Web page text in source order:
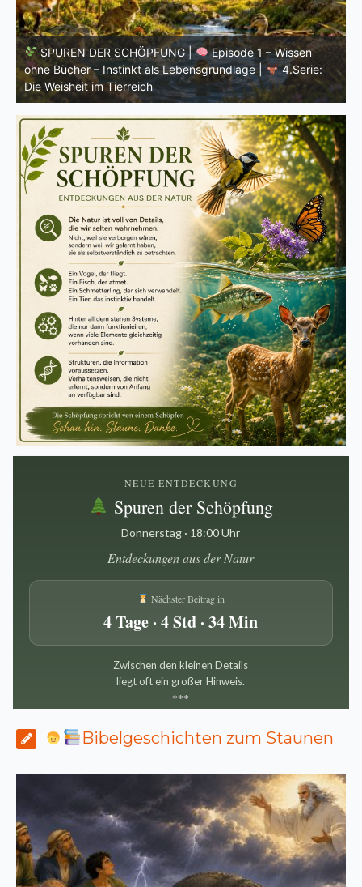
SPUREN DER SCHÖPFUNG |
Einleitung zur vierten
Serie |
Die Weisheit im Tierreich
NEUE ENTDECKUNG
Spuren der Schöpfung
Donnerstag · 18:00 Uhr
Entdeckungen aus der Natur
Nächster Beitrag in
4 Tage · 4 Std · 34 Min
Zwischen den kleinen Details
liegt oft ein großer Hinweis.
***
Bibelgeschichten zum Staunen